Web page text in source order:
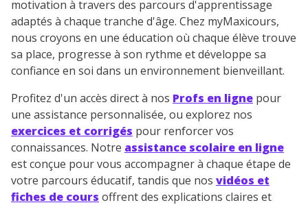
motivation à travers des parcours d'apprentissage
adaptés à chaque tranche d'âge. Chez myMaxicours,
nous croyons en une éducation où chaque élève trouve
sa place, progresse à son rythme et développe sa
confiance en soi dans un environnement bienveillant.
Profitez d'un accès direct à nos Profs en ligne pour
une assistance personnalisée, ou explorez nos
exercices et corrigés pour renforcer vos
connaissances. Notre assistance scolaire en ligne
est conçue pour vous accompagner à chaque étape de
votre parcours éducatif, tandis que nos vidéos et
fiches de cours offrent des explications claires et